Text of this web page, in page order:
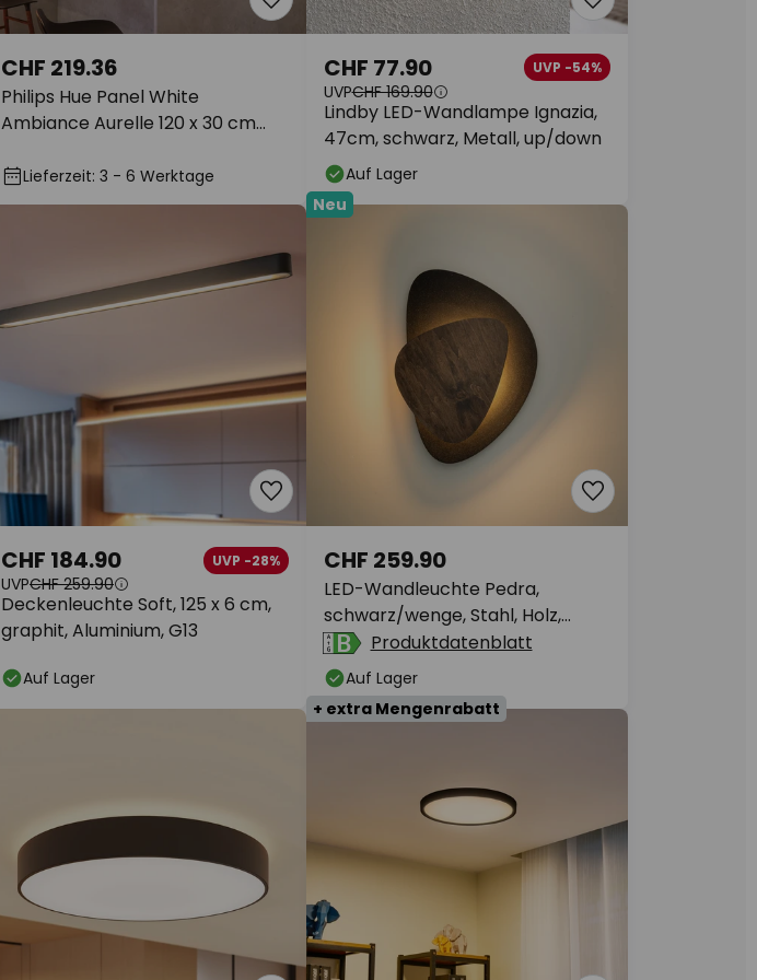
Philips Hue Panel White
Ambiance Aurelle 120 x 30 cm
CHF 219.36
Lieferzeit: 3 - 6 Werktage
Lindby LED-Wandlampe Ignazia,
47cm, schwarz, Metall, up/down
CHF 77.90 UVP -54%
UVPCHF 169.90
Auf Lager
Deckenleuchte Soft, 125 x 6 cm,
graphit, Aluminium, G13
CHF 184.90 UVP -28%
UVPCHF 259.90
Auf Lager
Neu
LED-Wandleuchte Pedra,
schwarz/wenge, Stahl, Holz,
3.000 K
CHF 259.90
Produktdatenblatt
Auf Lager
+ extra Mengenrabatt